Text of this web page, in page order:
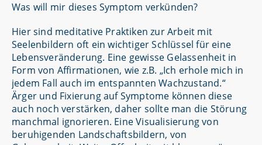
Was will mir dieses Symptom verkünden?
Hier sind meditative Praktiken zur Arbeit mit
Seelenbildern oft ein wichtiger Schlüssel für eine
Lebensveränderung. Eine gewisse Gelassenheit in
Form von Affirmationen, wie z.B. „Ich erhole mich in
jedem Fall auch im entspannten Wachzustand.“
Ärger und Fixierung auf Symptome können diese
auch noch verstärken, daher sollte man die Störung
manchmal ignorieren. Eine Visualisierung von
beruhigenden Landschaftsbildern, von